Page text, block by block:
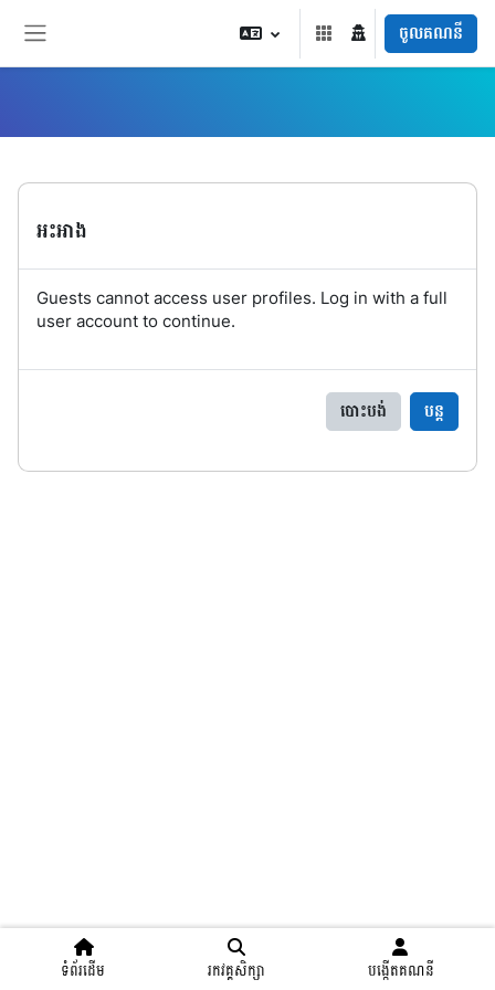
ចូលគណនី
អះអាង
Guests cannot access user profiles. Log in with a full
user account to continue.
បោះបង់ បន្ត
ទំព័រដើម រកវគ្គសិក្សា បង្កើតគណនី